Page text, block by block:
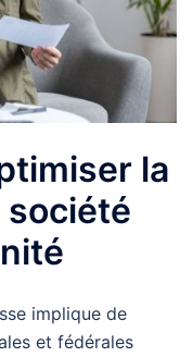
la
implique de
et fédérales